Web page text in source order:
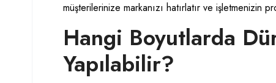
müşterilerinize markanızı hatırlatır ve işletmenizin
Hangi Boyutlarda
Yapılabilir?